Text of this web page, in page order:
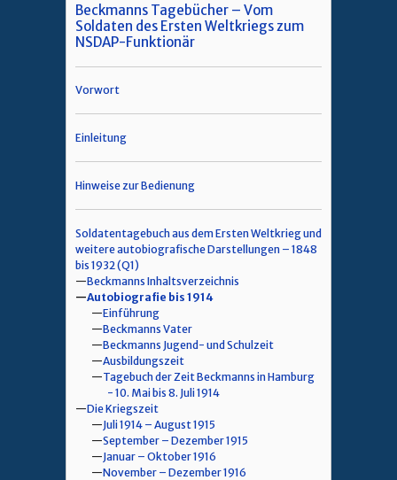
Beckmanns Tagebücher – Vom
Soldaten des Ersten Weltkriegs zum
NSDAP-Funktionär
Vorwort
Einleitung
Hinweise zur Bedienung
Soldatentagebuch aus dem Ersten Weltkrieg und
weitere autobiografische Darstellungen – 1848
bis 1932 (Q1)
Beckmanns Inhaltsverzeichnis
Autobiografie bis 1914
Einführung
Beckmanns Vater
Beckmanns Jugend- und Schulzeit
Ausbildungszeit
Tagebuch der Zeit Beckmanns in Hamburg
- 10. Mai bis 8. Juli 1914
Die Kriegszeit
Juli 1914 – August 1915
September – Dezember 1915
Januar – Oktober 1916
November – Dezember 1916